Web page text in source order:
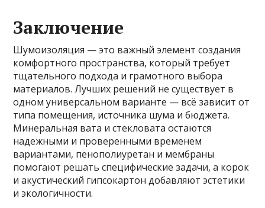
Заключение
Шумоизоляция — это важный элемент создания
комфортного пространства, который требует
тщательного подхода и грамотного выбора
материалов. Лучших решений не существует в
одном универсальном варианте — всё зависит от
типа помещения, источника шума и бюджета.
Минеральная вата и стекловата остаются
надежными и проверенными временем
вариантами, пенополиуретан и мембраны
помогают решать специфические задачи, а корок
и акустический гипсокартон добавляют эстетики
и экологичности.